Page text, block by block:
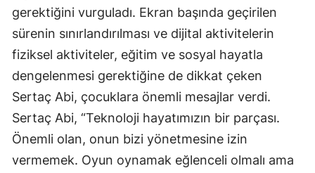
gerektiğini vurguladı. Ekran başında geçirilen
sürenin sınırlandırılması ve dijital aktivitelerin
fiziksel aktiviteler, eğitim ve sosyal hayatla
dengelenmesi gerektiğine de dikkat çeken
Sertaç Abi, çocuklara önemli mesajlar verdi.
Sertaç Abi, “Teknoloji hayatımızın bir parçası.
Önemli olan, onun bizi yönetmesine izin
vermemek. Oyun oynamak eğlenceli olmalı ama